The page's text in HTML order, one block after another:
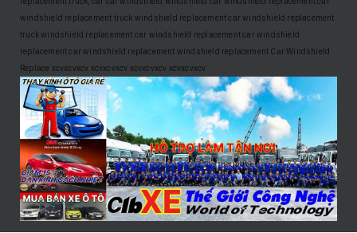
windshield replacement truck windshield replacement car windshield replacement
truck windshield replacement car windshield replacement car windshield
replacement car windshield replacement windshield replacement Car Windshield
Replace xcvxcvxcv xcvxcvxcv xcvxcvxcv xcvxcvxcv